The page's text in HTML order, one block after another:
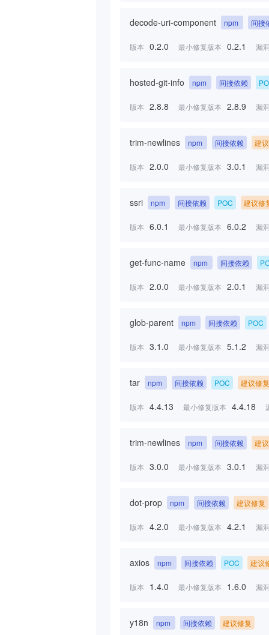
decode-uri-component npm 间接
版本 0.2.0 最小修复版本 0.2.1 漏
hosted-git-info npm 间接依赖
版本 2.8.8 最小修复版本 2.8.9 漏
trim-newlines npm 间接依赖 建
版本 2.0.0 最小修复版本 3.0.1 漏
ssri npm 间接依赖 POC 建议修
版本 6.0.1 最小修复版本 6.0.2 漏
get-func-name npm 间接依赖
版本 2.0.0 最小修复版本 2.0.1 漏
glob-parent npm 间接依赖 POC
版本 3.1.0 最小修复版本 5.1.2 漏
tar npm 间接依赖 POC 建议修复
版本 4.4.13 最小修复版本 4.4.18
trim-newlines npm 间接依赖 建
版本 3.0.0 最小修复版本 3.0.1 漏
dot-prop npm 间接依赖 建议修复
版本 4.2.0 最小修复版本 4.2.1 漏
axios npm 间接依赖 POC 建议
版本 1.4.0 最小修复版本 1.6.0 漏
y18n npm 间接依赖 建议修复